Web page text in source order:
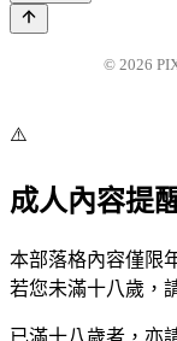
© 2026
⚠️
成人內容提
本部落格內容僅限
若您未滿十八歲，
已滿十八歲者，亦